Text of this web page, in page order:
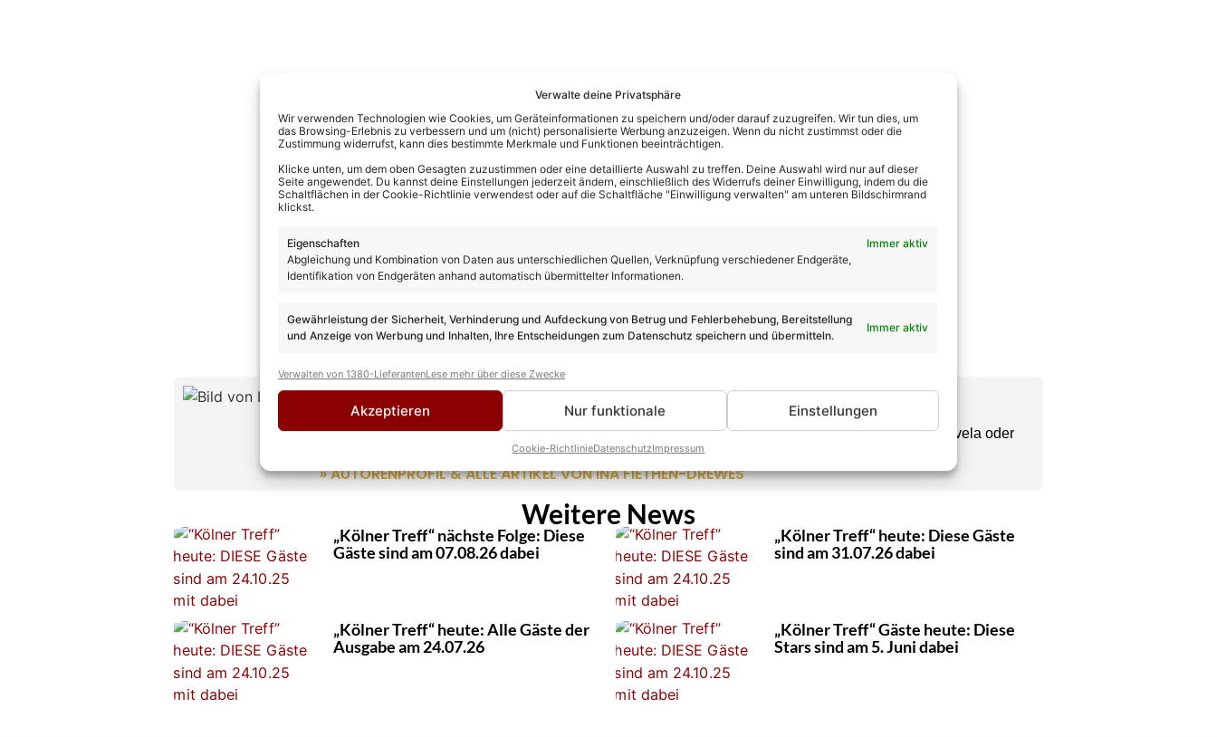
Verwalte deine Privatsphäre
Wir verwenden Technologien wie Cookies, um Geräteinformationen zu speichern und/oder darauf zuzugreifen. Wir tun dies, um
das Browsing-Erlebnis zu verbessern und um (nicht) personalisierte Werbung anzuzeigen. Wenn du nicht zustimmst oder die
Zustimmung widerrufst, kann dies bestimmte Merkmale und Funktionen beeinträchtigen.
Klicke unten, um dem oben Gesagten zuzustimmen oder eine detaillierte Auswahl zu treffen. Deine Auswahl wird nur auf dieser
Seite angewendet. Du kannst deine Einstellungen jederzeit ändern, einschließlich des Widerrufs deiner Einwilligung, indem du die
Schaltflächen in der Cookie-Richtlinie verwendest oder auf die Schaltfläche "Einwilligung verwalten" am unteren Bildschirmrand
klickst.
Eigenschaften
Immer aktiv
Abgleichung und Kombination von Daten aus unterschiedlichen Quellen, Verknüpfung verschiedener Endgeräte,
Identifikation von Endgeräten anhand automatisch übermittelter Informationen.
Gewährleistung der Sicherheit, Verhinderung und Aufdeckung von Betrug und Fehlerbehebung, Bereitstellung
und Anzeige von Werbung und Inhalten, Ihre Entscheidungen zum Datenschutz speichern und übermitteln.
Immer aktiv
Verwalten von 1380-LieferantenLese mehr über diese Zwecke
Akzeptieren Nur funktionale Einstellungen
Cookie-RichtlinieDatenschutzImpressum
Ina Fiethen-Drewes
REDAKTIONSLEITUNG UNTERHALTUNG
Ina-Fiethen Drewes übernimmt bei Schlagerpuls.com den Bereich Unterhaltung. Ob Reality, Telenovela oder
Quiz-Shows – sie berichtet über die ganze Bandbreite des deutschen Fernsehens.
» AUTORENPROFIL & ALLE ARTIKEL VON INA FIETHEN-DREWES
Weitere News
„Kölner Treff“ nächste Folge: Diese
Gäste sind am 07.08.26 dabei
„Kölner Treff“ heute: Diese Gäste
sind am 31.07.26 dabei
„Kölner Treff“ heute: Alle Gäste der
Ausgabe am 24.07.26
„Kölner Treff“ Gäste heute: Diese
Stars sind am 5. Juni dabei